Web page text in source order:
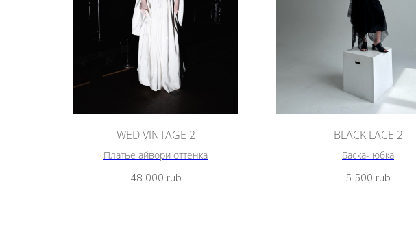
WED VINTAGE 2
Платье айвори оттенка
48 000 rub
BLACK LACE 2
Баска- юбка
5 500 rub